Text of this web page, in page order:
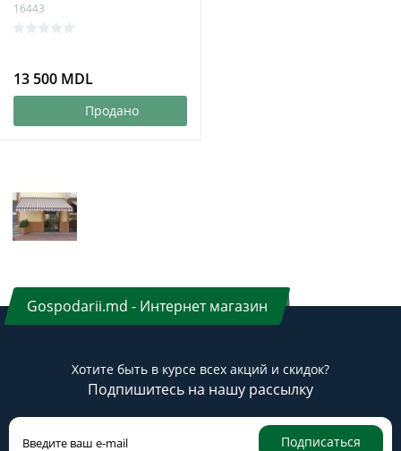
16443
13 500 MDL
Продано
Gospodarii.md - Интернет магазин
Хотите быть в курсе всех акций и скидок?
Подпишитесь на нашу рассылку
Подписаться